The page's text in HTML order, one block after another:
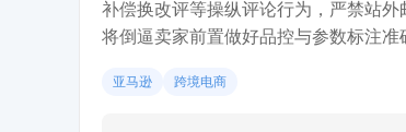
补偿换改评等操纵评论行为，严禁站
将倒逼卖家前置做好品控与参数标注准
亚马逊 跨境电商